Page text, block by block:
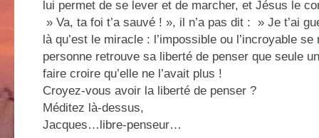
lui permet de se lever et de marcher, et Jésus le
» Va, ta foi t’a sauvé ! », il n’a pas dit : » Je t’ai
là qu’est le miracle : l’impossible ou l’incroyable
personne retrouve sa liberté de penser que seule
faire croire qu’elle ne l’avait plus !
Croyez-vous avoir la liberté de penser ?
Méditez là-dessus,
Jacques…libre-penseur…